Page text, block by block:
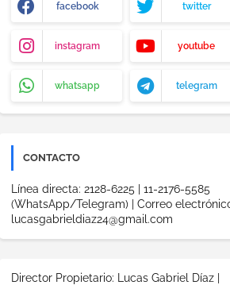
facebook twitter
instagram youtube
whatsapp telegram
CONTACTO
Línea directa: 2128-6225 | 11-2176-5585
(WhatsApp/Telegram) | Correo
lucasgabrieldiaz24@gmail.com
Director Propietario: Lucas Gabriel Díaz |